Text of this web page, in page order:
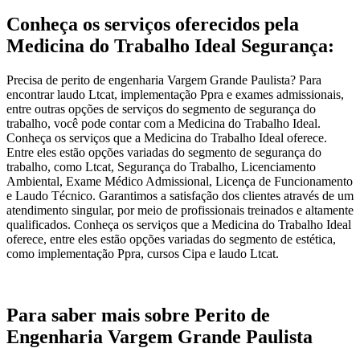
Conheça os serviços oferecidos pela
Medicina do Trabalho Ideal Segurança:
Precisa de perito de engenharia Vargem Grande Paulista? Para
encontrar laudo Ltcat, implementação Ppra e exames admissionais,
entre outras opções de serviços do segmento de segurança do
trabalho, você pode contar com a Medicina do Trabalho Ideal.
Conheça os serviços que a Medicina do Trabalho Ideal oferece.
Entre eles estão opções variadas do segmento de segurança do
trabalho, como Ltcat, Segurança do Trabalho, Licenciamento
Ambiental, Exame Médico Admissional, Licença de Funcionamento
e Laudo Técnico. Garantimos a satisfação dos clientes através de um
atendimento singular, por meio de profissionais treinados e altamente
qualificados. Conheça os serviços que a Medicina do Trabalho Ideal
oferece, entre eles estão opções variadas do segmento de estética,
como implementação Ppra, cursos Cipa e laudo Ltcat.
Para saber mais sobre Perito de
Engenharia Vargem Grande Paulista